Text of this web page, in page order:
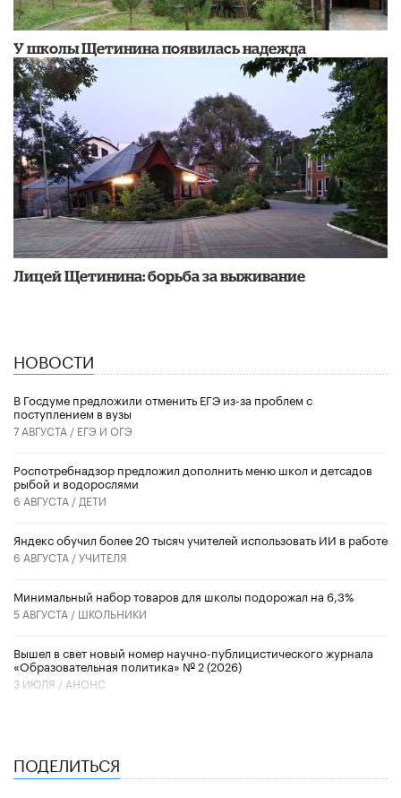
У школы Щетинина появилась надежда
Лицей Щетинина: борьба за выживание
НОВОСТИ
В Госдуме предложили отменить ЕГЭ из-за проблем с
поступлением в вузы
7 АВГУСТА / ЕГЭ И ОГЭ
Роспотребнадзор предложил дополнить меню школ и детсадов
рыбой и водорослями
6 АВГУСТА / ДЕТИ
​Яндекс обучил более 20 тысяч учителей использовать ИИ в работе
6 АВГУСТА /УЧИТЕЛЯ
Минимальный набор товаров для школы подорожал на 6,3%
5 АВГУСТА / ШКОЛЬНИКИ
Вышел в свет новый номер научно-публицистического журнала
«Образовательная политика» № 2 (2026)
3 ИЮЛЯ / АНОНС
ПОДЕЛИТЬСЯ